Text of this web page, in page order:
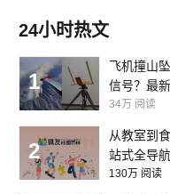
24小时热文
1
飞机撞山
信号？最
34万 阅读
2
从教室到
站式全导航
130万 阅读